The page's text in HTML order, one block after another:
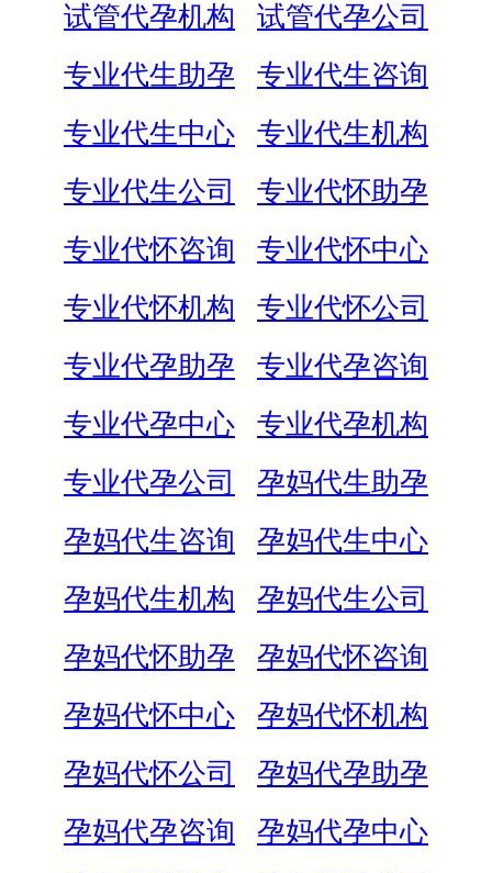
试管代孕机构
试管代孕公司
专业代生助孕
专业代生咨询
专业代生中心
专业代生机构
专业代生公司
专业代怀助孕
专业代怀咨询
专业代怀中心
专业代怀机构
专业代怀公司
专业代孕助孕
专业代孕咨询
专业代孕中心
专业代孕机构
专业代孕公司
孕妈代生助孕
孕妈代生咨询
孕妈代生中心
孕妈代生机构
孕妈代生公司
孕妈代怀助孕
孕妈代怀咨询
孕妈代怀中心
孕妈代怀机构
孕妈代怀公司
孕妈代孕助孕
孕妈代孕咨询
孕妈代孕中心